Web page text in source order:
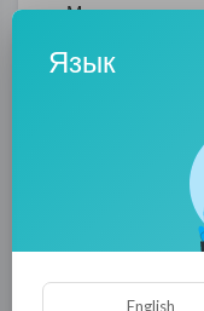
Молдовы, а не
наставлениям
партнёров
Стрельца, это
Конец
зря так
Язык
English